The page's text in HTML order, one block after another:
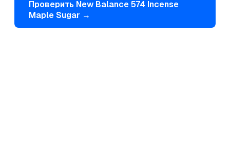
Проверить New Balance574 Incense
Maple Sugar →